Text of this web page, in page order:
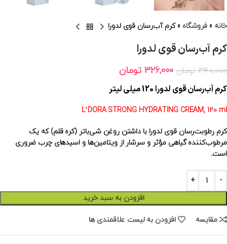
خانه » فروشگاه »کرم آب‌رسان قوی لدورا
کرم آب‌رسان قوی لدورا
340,000 تومان 326,000 تومان
کرم آب‌رسان قوی لدورا 120 میلی لیتر
L’DORA STRONG HYDRATING CREAM, 120 ml
کرم رطوبت‌رسان قوی لدورا با داشتن روغن شی‌باتر (کره قلم) که یک
مرطوب‌کننده گیاهی مؤثر و سرشار از ویتامین‌ها و اسیدهای چرب ضروری
است.
افزودن به سبد خرید
مقایسه افزودن به لیست علاقمندی ها